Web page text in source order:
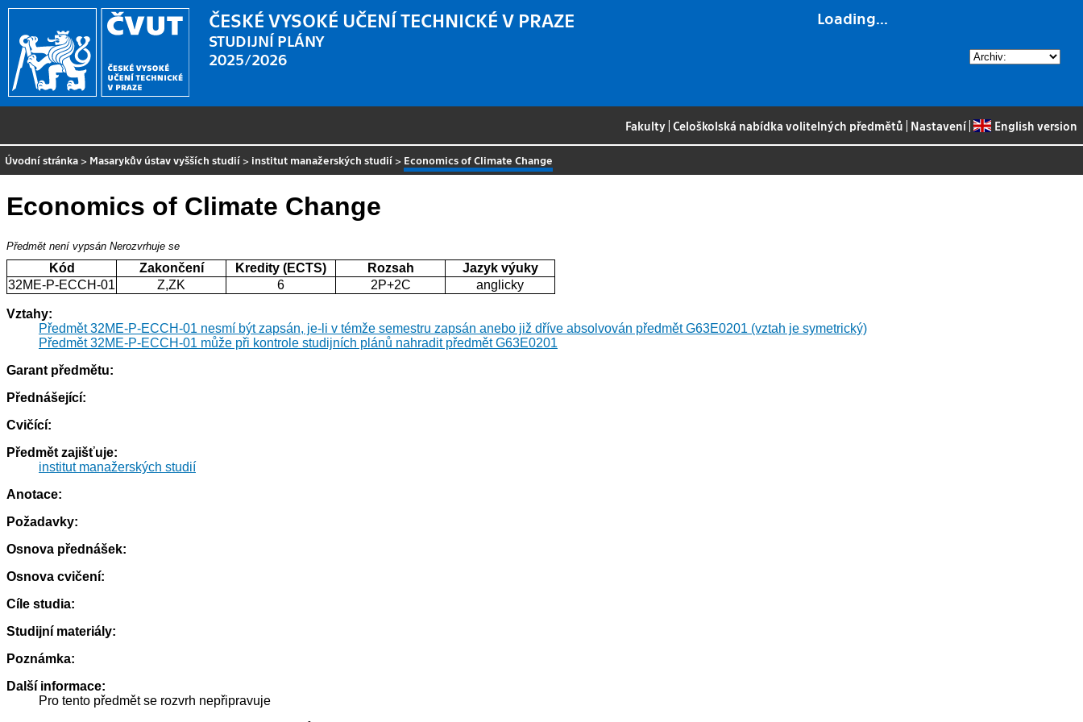
Loading...
ČESKÉ VYSOKÉ UČENÍ TECHNICKÉ V PRAZE
STUDIJNÍ PLÁNY
2025/2026
Fakulty |Celoškolská nabídka volitelných předmětů Nastavení| English version
Úvodní stránka > Masarykův ústav vyšších studií > institut manažerských studií > Economics of Climate Change
Economics of Climate Change
Předmět není vypsán Nerozvrhuje se
Kód Zakončení Kredity (ECTS) Rozsah
Jazyk výuky
32ME-P-ECCH-01
Z,ZK 6 2P+2C anglicky
Vztahy:
Předmět 32ME-P-ECCH-01 nesmí být zapsán, je-li v témže semestru zapsán anebo již dříve absolvován předmět G63E0201 (vztah je symetrický)
Předmět 32ME-P-ECCH-01 může při kontrole studijních plánů nahradit předmět G63E0201
Garant předmětu:
Přednášející:
Cvičící:
Předmět zajišťuje:
institut manažerských studií
Anotace:
Požadavky:
Osnova přednášek:
Osnova cvičení:
Cíle studia:
Studijní materiály:
Poznámka:
Další informace:
Pro tento předmět se rozvrh nepřipravuje